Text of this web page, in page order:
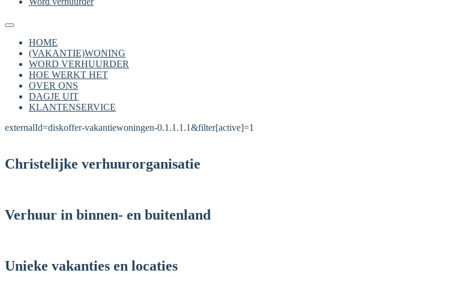
HOME
(VAKANTIE)WONING
WORD VERHUURDER
HOE WERKT HET
OVER ONS
DAGJE UIT
KLANTENSERVICE
externalId=diskoffer-vakantiewoningen-0.1.1.1.1&filter[active]=1
Christelijke verhuurorganisatie
Verhuur in binnen- en buitenland
Unieke vakanties en locaties